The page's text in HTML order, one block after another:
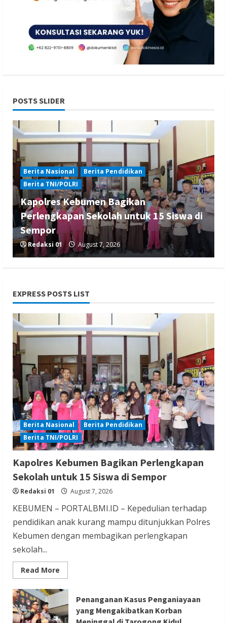
POSTS SLIDER
Berita Nasional
Berita Pendidikan
Berita TNI/POLRI
Kapolres Kebumen Bagikan
Perlengkapan Sekolah untuk 15 Siswa di
Sempor
Redaksi 01 August 7, 2026
Penanganan Kasus Penganiayaan yang
Mengakibatkan Korban Meninggal di
Tarogong Kidul
Redaksi 01 August 7, 2026
Berita Hiburan
Berita Lifestyle dan Insurance
Berita Trending
Film Terlaris 2026 Spider Man Brand New
Day Raup Rp 20,6 T dalam Sepekan
Redaksi 01 August 6, 2026
Berita Ekonomi dan Bisnis
Berita Nasional
Berita Terbaru
EXPRESS POSTS LIST
Berita Nasional
Berita Pendidikan
Berita TNI/POLRI
Kapolres Kebumen Bagikan Perlengkapan
Sekolah untuk 15 Siswa di Sempor
Redaksi 01 August 7, 2026
KEBUMEN – PORTALBMI.ID – Kepedulian terhadap
pendidikan anak kurang mampu ditunjukkan Polres
Kebumen dengan membagikan perlengkapan
sekolah...
Read More
more
Kapolres
Kebumen
Bagikan
Perlengkapan
Sekolah
Penanganan Kasus Penganiayaan
yang Mengakibatkan Korban